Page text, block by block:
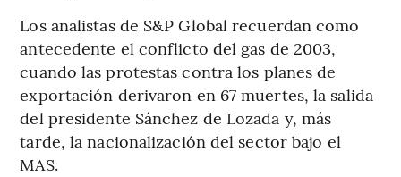
Los analistas de S&P Global recuerdan como
antecedente el conflicto del gas de 2003,
cuando las protestas contra los planes de
exportación derivaron en 67 muertes, la salida
del presidente Sánchez de Lozada y, más
tarde, la nacionalización del sector bajo el
MAS.